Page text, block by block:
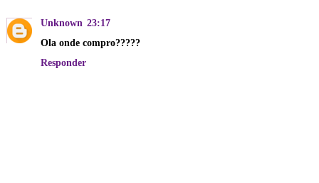
Unknown 23:17
Ola onde compro?????
Responder